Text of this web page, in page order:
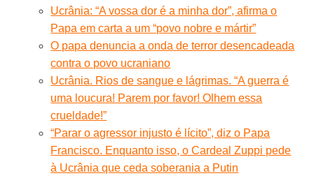
Ucrânia: “A vossa dor é a minha dor”, afirma o
Papa em carta a um “povo nobre e mártir”
O papa denuncia a onda de terror desencadeada
contra o povo ucraniano
Ucrânia. Rios de sangue e lágrimas. “A guerra é
uma loucura! Parem por favor! Olhem essa
crueldade!”
“Parar o agressor injusto é lícito”, diz o Papa
Francisco. Enquanto isso, o Cardeal Zuppi pede
à Ucrânia que ceda soberania a Putin